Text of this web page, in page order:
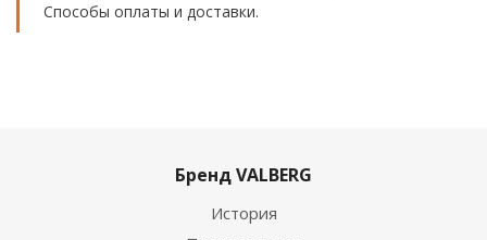
Способы оплаты и доставки.
Бренд VALBERG
История